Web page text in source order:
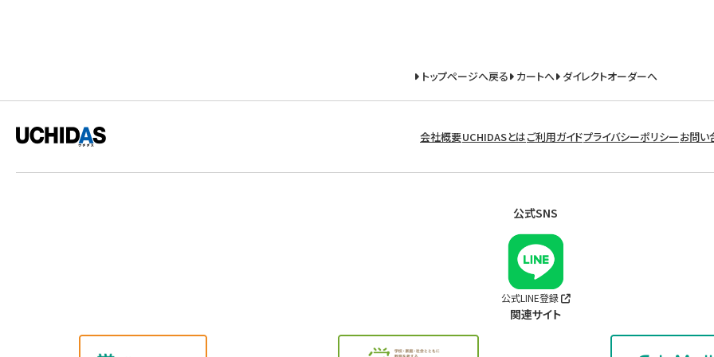
トップページへ戻る カートへ ダイレクトオーダーへ
会社概要UCHIDASとはご利用ガイドプライバシーポリシーお問い
公式SNS
公式LINE登録
関連サイト